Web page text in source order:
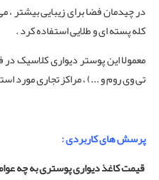
در چیدمان فضا برای زیبایی بیشتر ،
کله پسته ای و طلایی استفاده کرد .
معمولا این پوستر دیواری کلاسیک
تی وی روم و ...) ، مراکز تجاری مورد
پرسش های کاربردی :
قیمت کاغذ دیواری پوستری به چه